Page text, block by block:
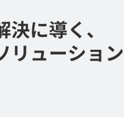
に導く、
リューション